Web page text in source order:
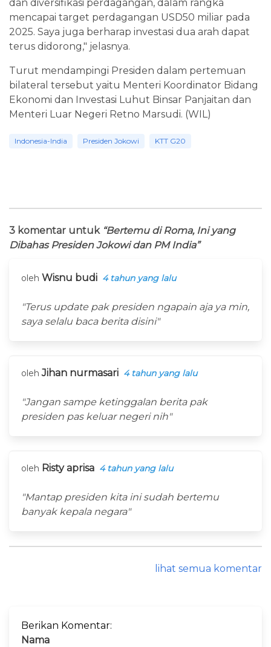
dan diversifikasi perdagangan, dalam rangka
mencapai target perdagangan USD50 miliar pada
2025. Saya juga berharap investasi dua arah dapat
terus didorong," jelasnya.
Turut mendampingi Presiden dalam pertemuan
bilateral tersebut yaitu Menteri Koordinator Bidang
Ekonomi dan Investasi Luhut Binsar Panjaitan dan
Menteri Luar Negeri Retno Marsudi. (WIL)
Indonesia-India Presiden Jokowi KTT G20
3 komentar untuk “Bertemu di Roma, Ini yang
Dibahas Presiden Jokowi dan PM India”
oleh Wisnu budi 4 tahun yang lalu
"Terus update pak presiden ngapain aja ya min,
saya selalu baca berita disini"
oleh Jihan nurmasari 4 tahun yang lalu
"Jangan sampe ketinggalan berita pak
presiden pas keluar negeri nih"
oleh Risty aprisa 4 tahun yang lalu
"Mantap presiden kita ini sudah bertemu
banyak kepala negara"
lihat semua komentar
Berikan Komentar:
Nama